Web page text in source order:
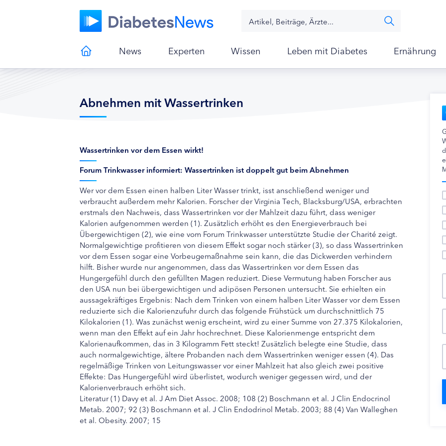
News Experten Wissen Leben mit Diabetes Ernährung
Abnehmen mit Wassertrinken
Wassertrinken vor dem Essen wirkt!
Forum Trinkwasser informiert: Wassertrinken ist doppelt gut beim Abnehmen
Wer vor dem Essen einen halben Liter Wasser trinkt, isst anschließend weniger und
verbraucht außerdem mehr Kalorien. Forscher der Virginia Tech, Blacksburg/USA, erbrachten
erstmals den Nachweis, dass Wassertrinken vor der Mahlzeit dazu führt, dass weniger
Kalorien aufgenommen werden (1). Zusätzlich erhöht es den Energieverbrauch bei
Übergewichtigen (2), wie eine vom Forum Trinkwasser unterstützte Studie der Charité zeigt.
Normalgewichtige profitieren von diesem Effekt sogar noch stärker (3), so dass Wassertrinken
vor dem Essen sogar eine Vorbeugemaßnahme sein kann, die das Dickwerden verhindern
hilft. Bisher wurde nur angenommen, dass das Wassertrinken vor dem Essen das
Hungergefühl durch den gefüllten Magen reduziert. Diese Vermutung haben Forscher aus
den USA nun bei übergewichtigen und adipösen Personen untersucht. Sie erhielten ein
aussagekräftiges Ergebnis: Nach dem Trinken von einem halben Liter Wasser vor dem Essen
reduzierte sich die Kalorienzufuhr durch das folgende Frühstück um durchschnittlich 75
Kilokalorien (1). Was zunächst wenig erscheint, wird zu einer Summe von 27.375 Kilokalorien,
wenn man den Effekt auf ein Jahr hochrechnet. Diese Kalorienmenge entspricht dem
Kalorienaufkommen, das in 3 Kilogramm Fett steckt! Zusätzlich belegte eine Studie, dass
auch normalgewichtige, ältere Probanden nach dem Wassertrinken weniger essen (4). Das
regelmäßige Trinken von Leitungswasser vor einer Mahlzeit hat also gleich zwei positive
Effekte: Das Hungergefühl wird überlistet, wodurch weniger gegessen wird, und der
Kalorienverbrauch erhöht sich.
Literatur (1) Davy et al. J Am Diet Assoc. 2008; 108 (2) Boschmann et al. J Clin Endocrinol
Metab. 2007; 92 (3) Boschmann et al. J Clin Endodrinol Metab. 2003; 88 (4) Van Walleghen
et al. Obesity. 2007; 15